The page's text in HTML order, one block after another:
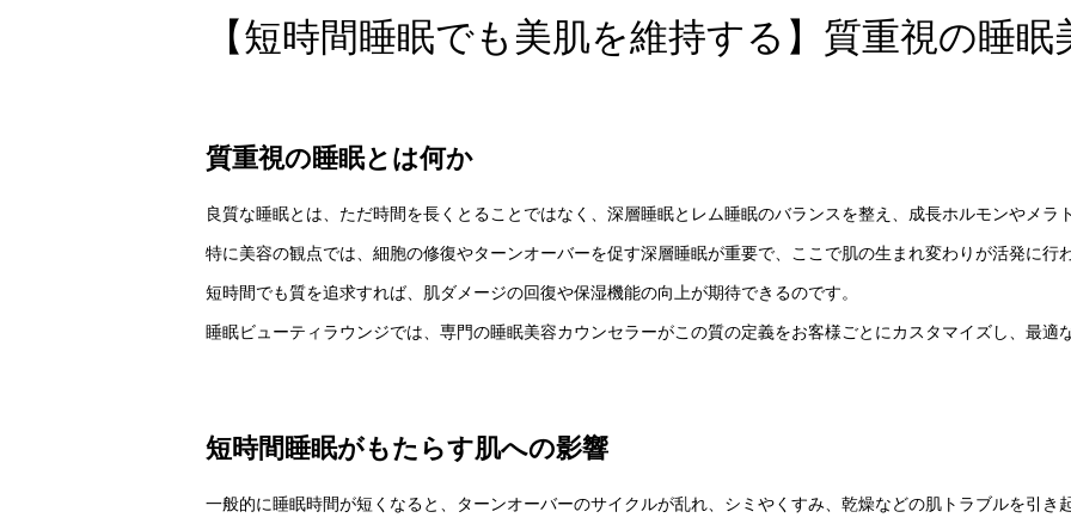
【短時間睡眠でも美肌を維持する】質重視の睡眠
質重視の睡眠とは何か
良質な睡眠とは、ただ時間を長くとることではなく、深層睡眠とレム睡眠のバランスを整え、成長ホルモンやメラ
特に美容の観点では、細胞の修復やターンオーバーを促す深層睡眠が重要で、ここで肌の生まれ変わりが活発に行
短時間でも質を追求すれば、肌ダメージの回復や保湿機能の向上が期待できるのです。
睡眠ビューティラウンジでは、専門の睡眠美容カウンセラーがこの質の定義をお客様ごとにカスタマイズし、最適
短時間睡眠がもたらす肌への影響
一般的に睡眠時間が短くなると、ターンオーバーのサイクルが乱れ、シミやくすみ、乾燥などの肌トラブルを引き